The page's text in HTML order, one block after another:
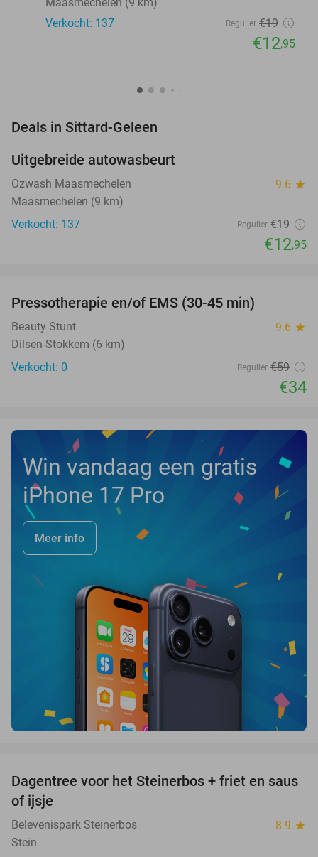
Verkocht: 137
Regulier €19
€12,95
Deals in Sittard-Geleen
NEW
TODAY
Uitgebreide autowasbeurt
Ozwash Maasmechelen 9.6 star
Maasmechelen (9 km)
Verkocht: 137
Regulier €19
€12,95
TODAY
Pressotherapie en/of EMS (30-45 min)
Beauty Stunt 9.6 star
Dilsen-Stokkem (6 km)
Verkocht: 0
Regulier €59
€34
Win vandaag een gratis
iPhone 17 Pro
Meer info
37%
Dagentree voor het Steinerbos + friet en saus
of ijsje
Belevenispark Steinerbos 8.9 star
Stein